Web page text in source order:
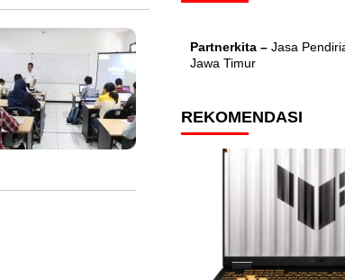
Partnerkita – Jasa
Jawa Timur
REKOMENDASI